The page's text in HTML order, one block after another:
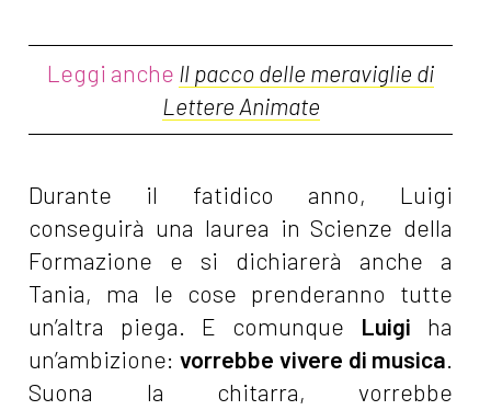
Leggi anche Il pacco delle meraviglie di
Lettere Animate
Durante il fatidico anno, Luigi
conseguirà una laurea in Scienze della
Formazione e si dichiarerà anche a
Tania, ma le cose prenderanno tutte
un’altra piega. E comunque Luigi ha
un’ambizione: vorrebbe vivere di musica.
Suona la chitarra, vorrebbe